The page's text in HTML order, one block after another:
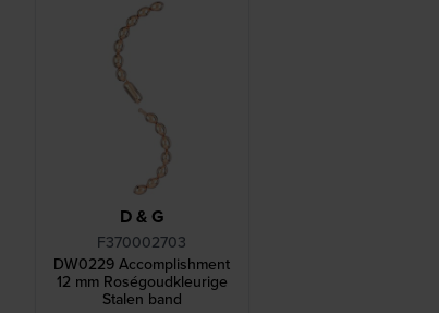
D & G
F370002703
DW0229 Accomplishment
12 mm Roségoudkleurige
Stalen band